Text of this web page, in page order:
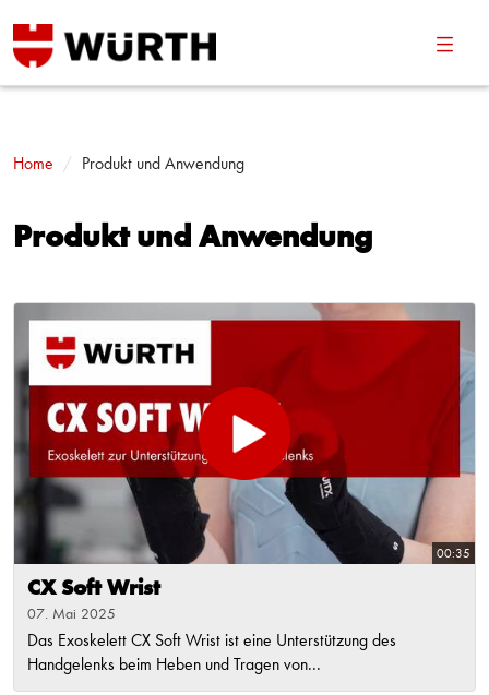
Home Produkt und Anwendung
Produkt und Anwendung
00:35
CX Soft Wrist
07. Mai 2025
Das Exoskelett CX Soft Wrist ist eine Unterstützung des
Handgelenks beim Heben und Tragen von...